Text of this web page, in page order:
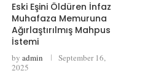
Eski Eşini Öldüren İnfaz
Muhafaza Memuruna
Ağırlaştırılmış Mahpus
İstemi
by admin
September 16,
2025